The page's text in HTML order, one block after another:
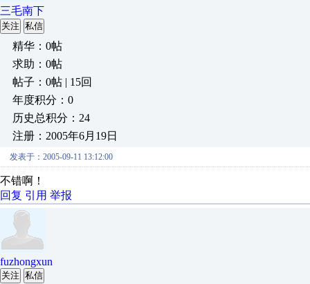
三毛南下
关注 私信
精华：0帖
求助：0帖
帖子：0帖 | 15回
年度积分：0
历史总积分：24
注册：2005年6月19日
发表于：2005-09-11 13:12:00
不错啊！
回复 引用 举报
fuzhongxun
关注 私信